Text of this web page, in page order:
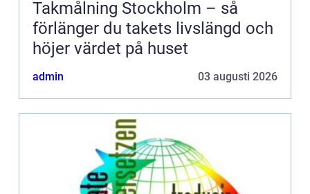
Takmålning Stockholm – så
förlänger du takets livslängd och
höjer värdet på huset
admin 03 augusti 2026